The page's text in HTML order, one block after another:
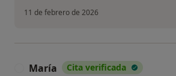
11 de febrero de 2026
María Cita verificada